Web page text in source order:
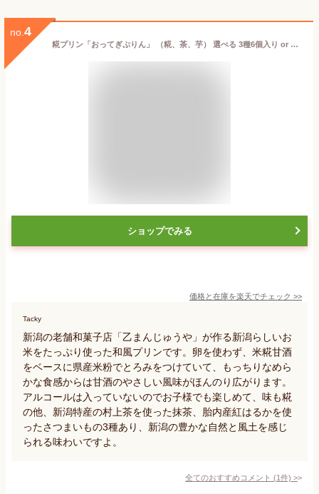
no. 4
糀プリン「おってぎぷりん」 （糀、茶、芋） 選べる 3種6個入り or 3種9個入り 有限会社 乙まんじゅうや 化粧箱入 老舗 スイーツ ぷりん プリン 県産米糀 県産米粉 糀 冷凍 新潟県 生産者直送 お取り寄せ ギフト プレゼント 贈り物
ショップでみる
価格と在庫を楽天でチェック >>
Tacky
新潟の老舗和菓子店「乙まんじゅうや」が作る新潟らしいお
米をたっぷり使った和風プリンです。卵を使わず、米糀甘酒
をベースに県産米粉でとろみをつけていて、もっちりなめら
かな食感からは甘酒のやさしい風味がほんのり広がります。
アルコールは入っていないのでお子様でも楽しめて、味も糀
の他、新潟特産の村上茶を使った抹茶、胎内産紅はるかを使
ったさつまいもの3種あり、新潟の豊かな自然と風土を感じ
られる味わいですよ。
全てのおすすめコメント (1件) >